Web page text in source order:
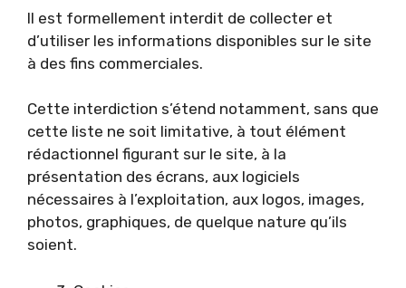
Il est formellement interdit de collecter et
d’utiliser les informations disponibles sur le site
à des fins commerciales.
Cette interdiction s’étend notamment, sans que
cette liste ne soit limitative, à tout élément
rédactionnel figurant sur le site, à la
présentation des écrans, aux logiciels
nécessaires à l’exploitation, aux logos, images,
photos, graphiques, de quelque nature qu’ils
soient.